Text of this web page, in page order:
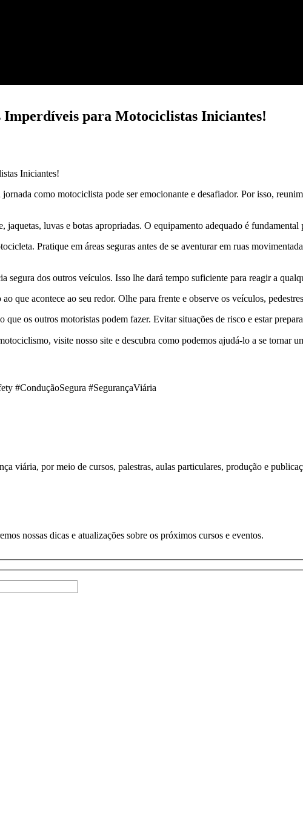
Imperdíveis para Motociclistas Iniciantes!
Iniciantes!
como motociclista pode ser emocionante e desafiador. Por isso,
jaquetas, luvas e botas apropriadas. O equipamento adequado é fundamental
Pratique em áreas seguras antes de se aventurar em ruas
segura dos outros veículos. Isso lhe dará tempo suficiente para reagir a
que acontece ao seu redor. Olhe para frente e observe os veículos,
os outros motoristas podem fazer. Evitar situações de risco e estar
visite nosso site e descubra como podemos ajudá-lo a se tornar
#ConduçãoSegura #SegurançaViária
viária, por meio de cursos, palestras, aulas particulares, produção e
nossas dicas e atualizações sobre os próximos cursos e eventos.